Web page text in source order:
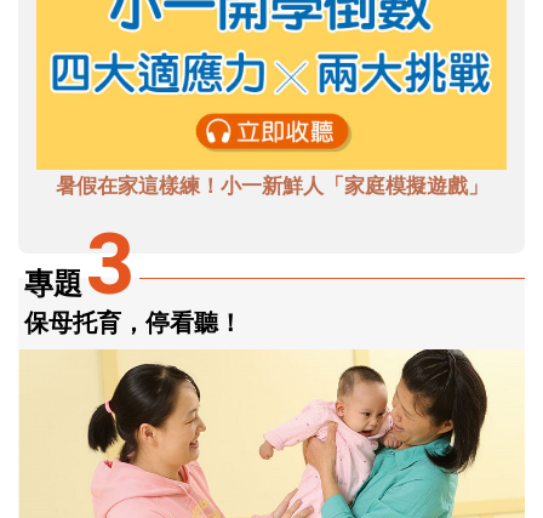
暑假在家這樣練！小一新鮮人「家庭模擬遊戲」
專題3
保母托育，停看聽！